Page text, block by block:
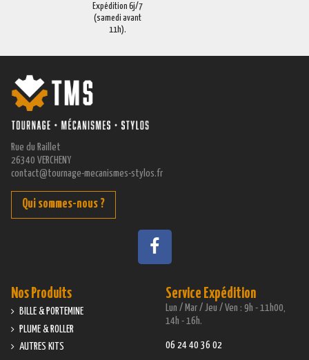
Expédition 6j/7
(samedi avant
11h).
Rue du Raillet
26340 VERCHENY
contact@tournage-mecanismes-stylos.fr
Qui sommes-nous ?
Service Expédition
Lun / Mar / Jeu / Ven : 9h - 11h00,
14h - 16h.
06 24 40 36 02
Nos Produits
BILLE & PORTEMINE
PLUME & ROLLER
AUTRES KITS